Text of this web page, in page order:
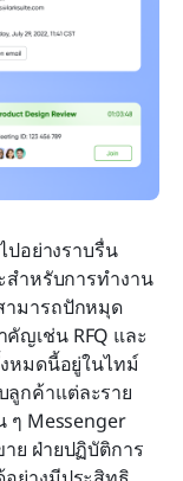
ปอย่างราบรื่น
สำหรับการทำงาน
ามารถปักหมุด
ญเช่น RFQ และ
หมดนี้อยู่ในไทม์
กค้าแต่ละราย
ๆ Messenger
ย ฝ่ายปฏิบัติการ